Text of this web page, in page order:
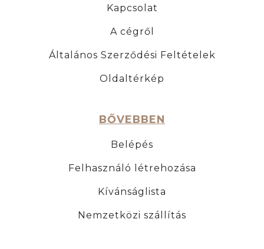
Kapcsolat
A cégről
Általános Szerződési Feltételek
Oldaltérkép
BŐVEBBEN
Belépés
Felhasználó létrehozása
Kívánságlista
Nemzetközi szállítás